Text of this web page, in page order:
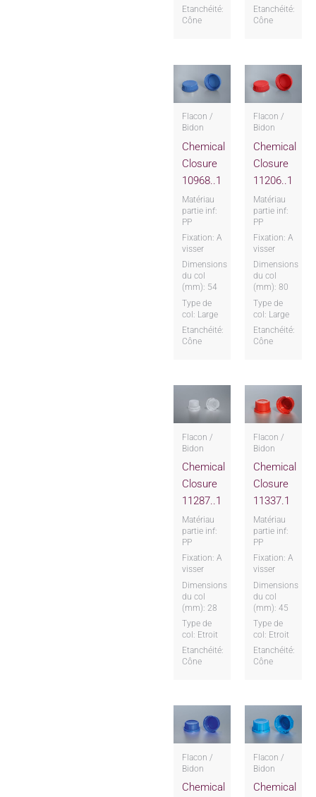
Etanchéité:
Cône
Etanchéité:
Cône
Flacon /
Bidon
Chemical
Closure
10968..1
Matériau
partie inf:
PP
Fixation: A
visser
Dimensions
du col
(mm): 54
Type de
col: Large
Etanchéité:
Cône
Flacon /
Bidon
Chemical
Closure
11206..1
Matériau
partie inf:
PP
Fixation: A
visser
Dimensions
du col
(mm): 80
Type de
col: Large
Etanchéité:
Cône
Flacon /
Bidon
Chemical
Closure
11287..1
Matériau
partie inf:
PP
Fixation: A
visser
Dimensions
du col
(mm): 28
Type de
col: Etroit
Etanchéité:
Cône
Flacon /
Bidon
Chemical
Closure
11337.1
Matériau
partie inf:
PP
Fixation: A
visser
Dimensions
du col
(mm): 45
Type de
col: Etroit
Etanchéité:
Cône
Flacon /
Bidon
Chemical
Flacon /
Bidon
Chemical